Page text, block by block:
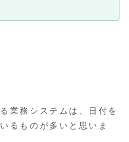
業務システムは、日付を
るものが多いと思いま